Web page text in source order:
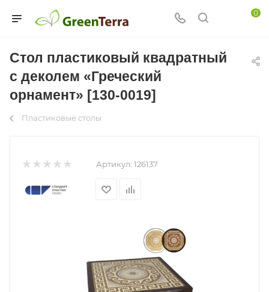
0
Стол пластиковый квадратный
с деколем «Греческий
орнамент» [130-0019]
Пластиковые столы
Артикул: 126137